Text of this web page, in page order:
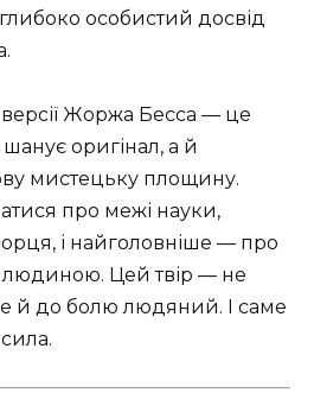
особистий досвід
Жоржа Бесса — це
оригінал, а й
мистецьку площину.
про межі науки,
і найголовніше — про
людиною. Цей твір — не
й до болю людяний. І саме